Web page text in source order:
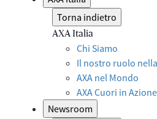
Torna indietro
AXA Italia
Chi Siamo
Il nostro ruolo
AXA nel Mondo
AXA Cuori in Azione
Newsroom